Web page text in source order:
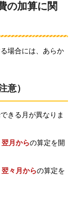
の加算に関
場合には、あらか
意）
きる月が異なりま
翌月からの算定を開
翌々月からの算定を